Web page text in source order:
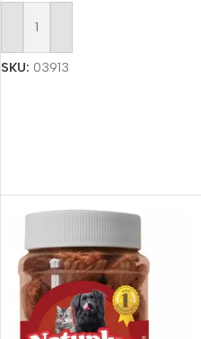
Añadir Al Carrito
SKU: 03913